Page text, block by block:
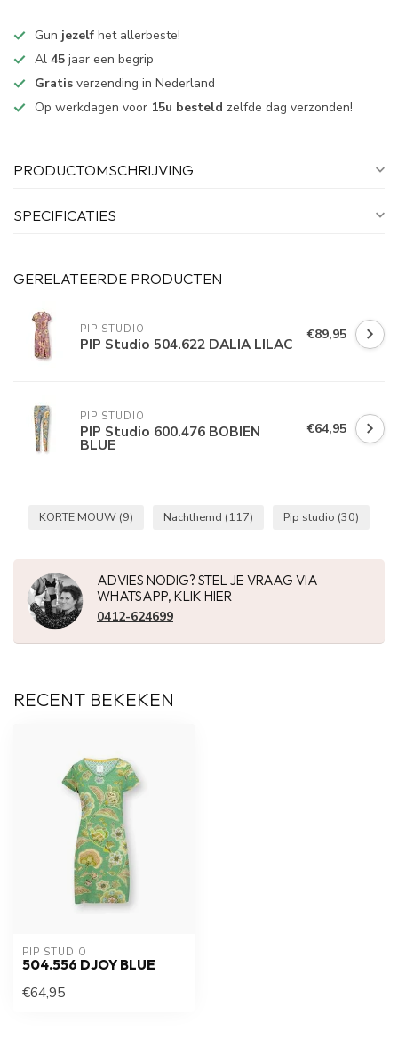
Gun jezelf het allerbeste!
Al 45 jaar een begrip
Gratis verzending in Nederland
Op werkdagen voor 15u besteld zelfde dag verzonden!
PRODUCTOMSCHRIJVING
SPECIFICATIES
GERELATEERDE PRODUCTEN
PIP STUDIO
PIP Studio 504.622 DALIA LILAC €89,95
PIP STUDIO
PIP Studio 600.476 BOBIEN
BLUE
€64,95
KORTE MOUW (9) Nachthemd (117) Pip studio (30)
ADVIES NODIG? STEL JE VRAAG VIA
WHATSAPP, KLIK HIER
0412-624699
RECENT BEKEKEN
PIP STUDIO
504.556 DJOY BLUE
€64,95